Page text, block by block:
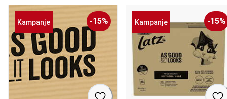
Kampanje -15% Kampanje -15%